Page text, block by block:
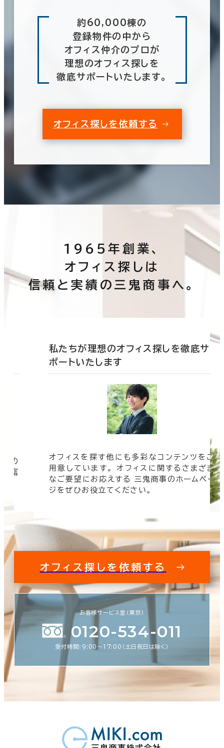
約60,000棟の
登録物件の中から
オフィス仲介のプロが
理想のオフィス探しを
徹底サポートいたします。
オフィス探しを依頼する
1965年創業、
オフィス探しは
信頼と実績の三鬼商事へ。
の
豊富
私たちが理想のオフィス探しを徹底サ
ポートいたします
オフィスを探す他にも多彩なコンテンツをご
用意しています。 オフィスに関するさまざま
なご要望にお応えする 三鬼商事のホームペー
ジをぜひお役立てください。
オフィス探しを依頼する
お客様サービス室（東京）
0120-534-011
受付時間：9:00〜17:00（土日祝日は除く）